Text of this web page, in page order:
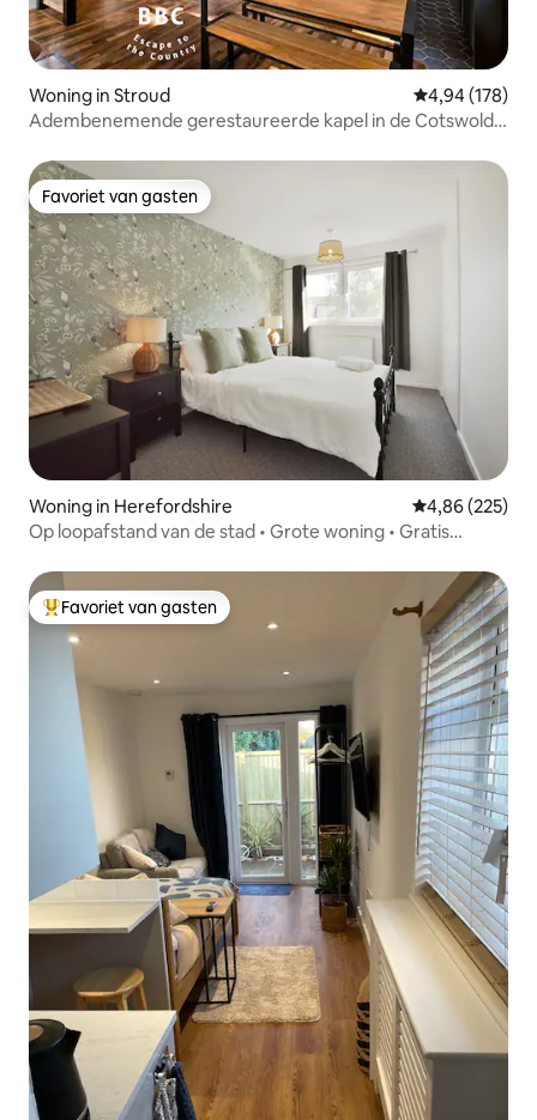
Woning in Stroud Gemiddelde
4,94 (178)
Adembenemende gerestaureerde kapel in de Cotswolds
Favoriet van gasten
Favoriet van gasten
Woning in Herefordshire Gemiddelde
4,86 (225)
Op loopafstand van de stad • Grote woning • Gratis
Topfavoriet van gasten
Favoriet van gasten